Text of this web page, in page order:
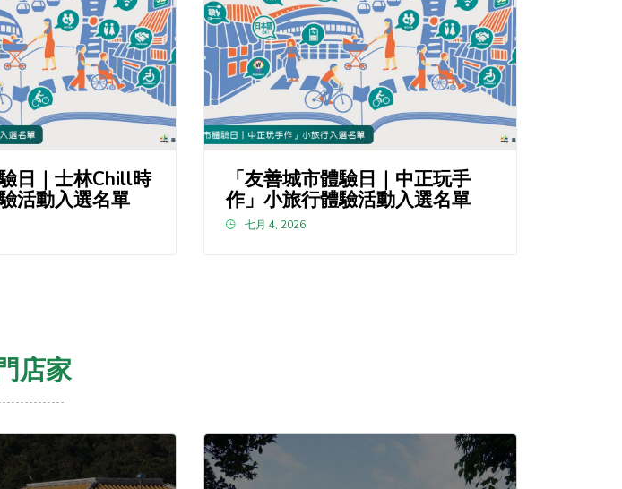
日｜士林Chill時
活動入選名單
「友善城市體驗日｜中正玩手
作」小旅行體驗活動入選名單
七月 4, 2026
店家